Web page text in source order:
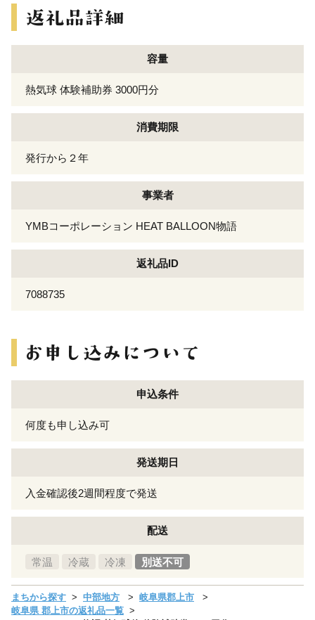
容量
熱気球 体験補助券 3000円分
消費期限
発行から２年
事業者
YMBコーポレーション HEAT BALLOON物語
返礼品ID
7088735
申込条件
何度も申し込み可
発送期日
入金確認後2週間程度で発送
配送
常温 冷蔵 冷凍 別送不可
まちから探す 中部地方
岐阜県郡上市
岐阜県 郡上市の返礼品一覧